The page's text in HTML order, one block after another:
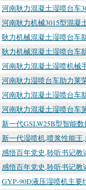
河南耿力混凝土湿喷台车
河南耿力机械3015型混凝
耿力机械混凝土湿喷台车
耿力机械混凝土湿喷台车
河南耿力混凝土湿喷机械
河南耿力湿喷台车助力莱
河南耿力混凝土湿喷台车
河南耿力混凝土湿喷台车
新一代GSLW25B型智能
新一代湿喷机,喷浆性能王
感悟百年党史,聆听书记教
感悟百年党史,聆听书记教
GYP-90D液压湿喷机主要